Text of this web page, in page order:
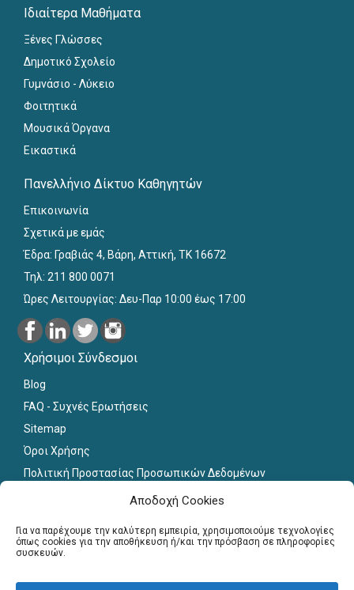
Αποδοχή Cookies
Για να παρέχουμε την καλύτερη εμπειρία, χρησιμοποιούμε τεχνολογίες
όπως cookies για την αποθήκευση ή/και την πρόσβαση σε πληροφορίες
συσκευών.
Ιδιαίτερα Μαθήματα
Ξένες Γλώσσες
Δημοτικό Σχολείο
Γυμνάσιο - Λύκειο
Φοιτητικά
Μουσικά Όργανα
Εικαστικά
Πανελλήνιο Δίκτυο Καθηγητών
Επικοινωνία
Σχετικά με εμάς
Έδρα: Γραβιάς 4, Βάρη, Αττική, ΤΚ 16672
Τηλ: 211 800 0071
Ώρες Λειτουργίας: Δευ-Παρ 10:00 έως 17:00
Χρήσιμοι Σύνδεσμοι
Blog
FAQ - Συχνές Ερωτήσεις
Sitemap
Όροι Χρήσης
Πολιτική Προστασίας Προσωπικών Δεδομένων
Για εκπαιδευτικούς
Εγγραφή